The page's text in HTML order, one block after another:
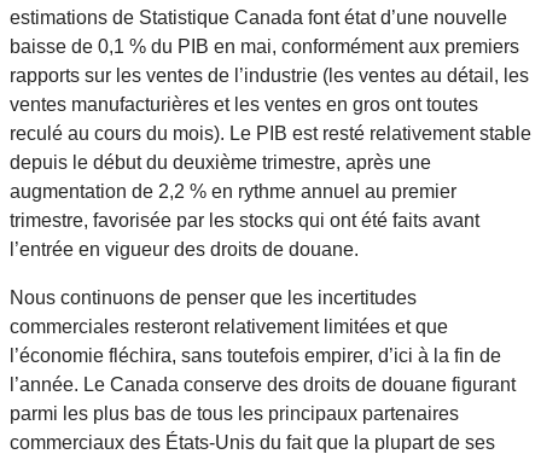
estimations de Statistique Canada font état d’une nouvelle
baisse de 0,1 % du PIB en mai, conformément aux premiers
rapports sur les ventes de l’industrie (les ventes au détail, les
ventes manufacturières et les ventes en gros ont toutes
reculé au cours du mois). Le PIB est resté relativement stable
depuis le début du deuxième trimestre, après une
augmentation de 2,2 % en rythme annuel au premier
trimestre, favorisée par les stocks qui ont été faits avant
l’entrée en vigueur des droits de douane.
Nous continuons de penser que les incertitudes
commerciales resteront relativement limitées et que
l’économie fléchira, sans toutefois empirer, d’ici à la fin de
l’année. Le Canada conserve des droits de douane figurant
parmi les plus bas de tous les principaux partenaires
commerciaux des États-Unis du fait que la plupart de ses